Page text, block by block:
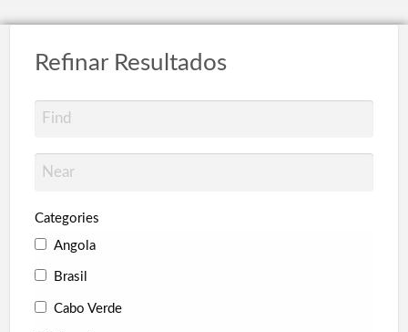
Refinar Resultados
Categories
Angola
Brasil
Cabo Verde